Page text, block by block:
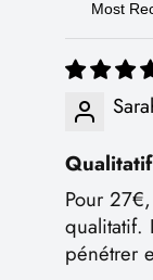
Sort by
Qualitatif
Pour
qualitatif.
pénétrer